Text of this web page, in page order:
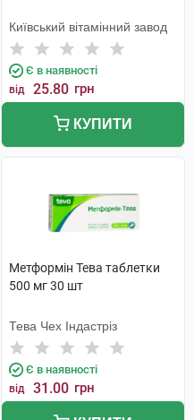
Київський вітамінний завод
Є в наявності
від 25.80 грн
КУПИТИ
Метформін Тева таблетки
500 мг 30 шт
Тева Чех Індастріз
Є в наявності
від 31.00 грн